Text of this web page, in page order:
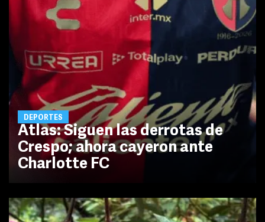
DEPORTES
Atlas: Siguen las derrotas de
Crespo; ahora cayeron ante
Charlotte FC